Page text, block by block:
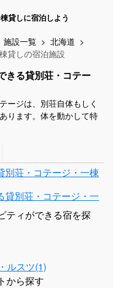
貸しに宿泊しよう
施設一覧
北海道
貸しの宿泊施設
きる貸別荘・コテー
ージは、別荘自体もしく
ります。体を動かして特
別荘・コテージ・一棟
貸別荘・コテージ・一
ティができる宿を探
ルスツ(1)
から探す